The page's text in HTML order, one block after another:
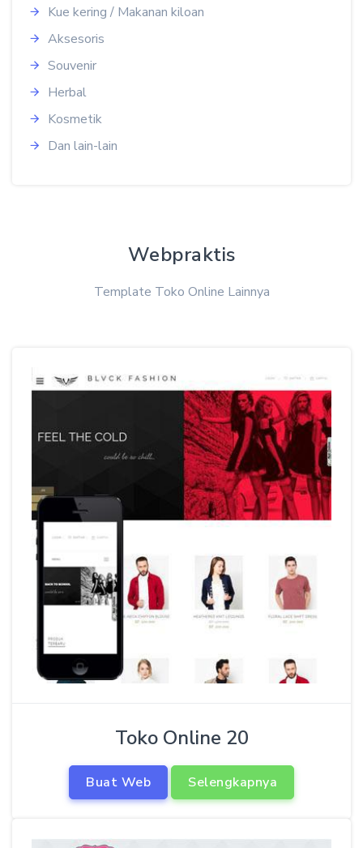
Kue kering / Makanan kiloan
Aksesoris
Souvenir
Herbal
Kosmetik
Dan lain-lain
Webpraktis
Template Toko Online Lainnya
Toko Online 20
Buat Web Selengkapnya